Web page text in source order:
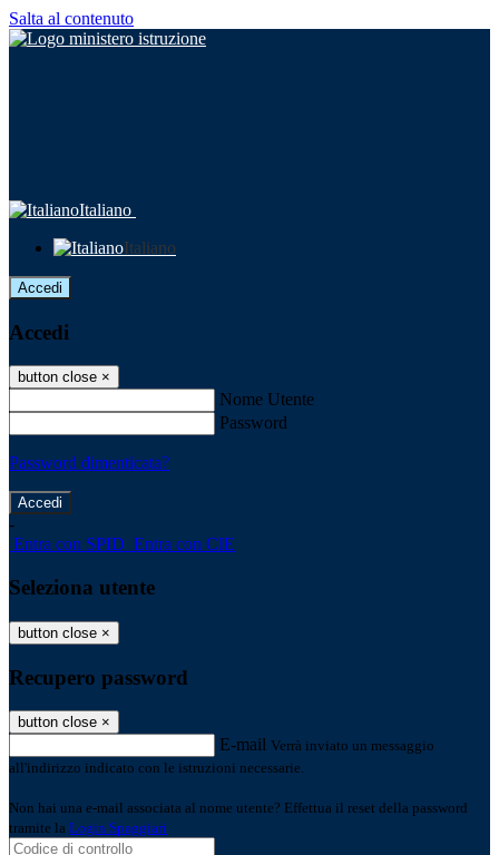
Salta al contenuto
Italiano
Italiano
Accedi
Accedi
button close ×
Nome Utente
Password
Password dimenticata?
-
Entra con SPID Entra con CIE
Seleziona utente
button close ×
Recupero password
button close ×
E-mail Verrà inviato un messaggio
all'indirizzo indicato con le istruzioni necessarie.
Non hai una e-mail associata al nome utente? Effettua il reset della password
tramite la Login Spaggiari